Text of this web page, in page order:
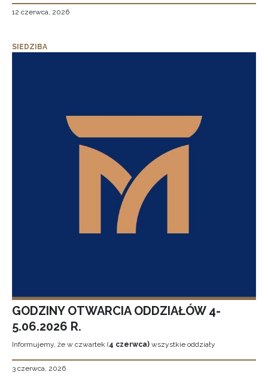
12 czerwca, 2026
SIEDZIBA
GODZINY OTWARCIA ODDZIAŁÓW 4-
5.06.2026 R.
Informujemy, że w czwartek (4 czerwca) wszystkie oddziały
3 czerwca, 2026